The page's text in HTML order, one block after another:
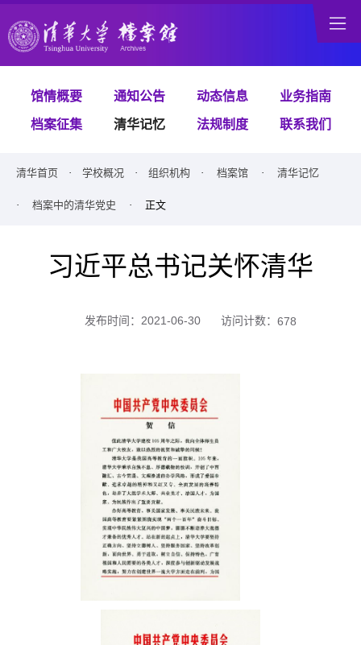
馆情概要 通知公告 动态信息 业务指南
档案征集 清华记忆 法规制度 联系我们
清华首页 · 学校概况 · 组织机构 · 档案馆 · 清华记忆
· 档案中的清华党史 · 正文
习近平总书记关怀清华
发布时间：2021-06-30 访问计数： 678